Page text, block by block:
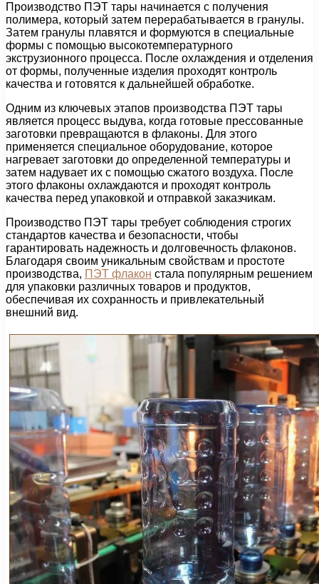
Производство ПЭТ тары начинается с получения
полимера, который затем перерабатывается в гранулы.
Затем гранулы плавятся и формуются в специальные
формы с помощью высокотемпературного
экструзионного процесса. После охлаждения и отделения
от формы, полученные изделия проходят контроль
качества и готовятся к дальнейшей обработке.
Одним из ключевых этапов производства ПЭТ тары
является процесс выдува, когда готовые прессованные
заготовки превращаются в флаконы. Для этого
применяется специальное оборудование, которое
нагревает заготовки до определенной температуры и
затем надувает их с помощью сжатого воздуха. После
этого флаконы охлаждаются и проходят контроль
качества перед упаковкой и отправкой заказчикам.
Производство ПЭТ тары требует соблюдения строгих
стандартов качества и безопасности, чтобы
гарантировать надежность и долговечность флаконов.
Благодаря своим уникальным свойствам и простоте
производства, ПЭТ флакон стала популярным решением
для упаковки различных товаров и продуктов,
обеспечивая их сохранность и привлекательный
внешний вид.